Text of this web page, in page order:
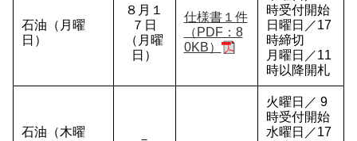
石油（月曜
日）
８月１
７日
（月曜
日）
仕様書１件
（PDF：8
0KB）
時受付開始
日曜日／17
時締切
月曜日／11
時以降開札
石油（木曜
火曜日／ 9
時受付開始
水曜日／17